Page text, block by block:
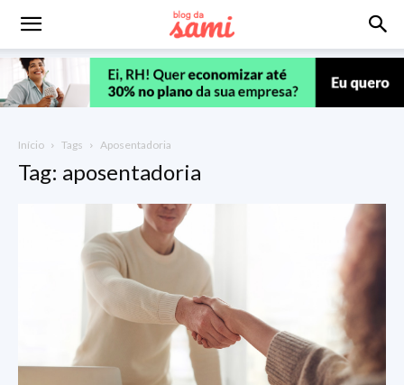
Início Tags Aposentadoria
Tag: aposentadoria